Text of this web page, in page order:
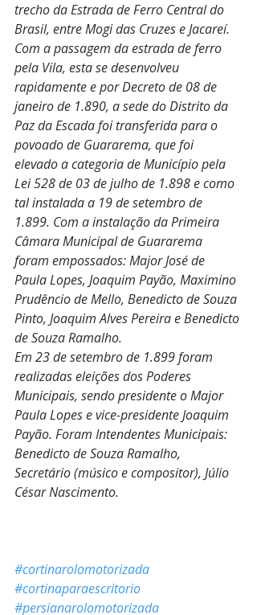
trecho da Estrada de Ferro Central do
Brasil, entre Mogi das Cruzes e Jacareí.
Com a passagem da estrada de ferro
pela Vila, esta se desenvolveu
rapidamente e por Decreto de 08 de
janeiro de 1.890, a sede do Distrito da
Paz da Escada foi transferida para o
povoado de Guararema, que foi
elevado a categoria de Município pela
Lei 528 de 03 de julho de 1.898 e como
tal instalada a 19 de setembro de
1.899. Com a instalação da Primeira
Câmara Municipal de Guararema
foram empossados: Major José de
Paula Lopes, Joaquim Payão, Maximino
Prudêncio de Mello, Benedicto de Souza
Pinto, Joaquim Alves Pereira e Benedicto
de Souza Ramalho.
Em 23 de setembro de 1.899 foram
realizadas eleições dos Poderes
Municipais, sendo presidente o Major
Paula Lopes e vice-presidente Joaquim
Payão. Foram Intendentes Municipais:
Benedicto de Souza Ramalho,
Secretário (músico e compositor), Júlio
César Nascimento.
#cortinarolomotorizada
#cortinaparaescritorio
#persianarolomotorizada